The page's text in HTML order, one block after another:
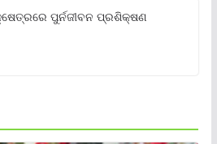
ପୁର୍ନଜୀବନ ପ୍ରଶିକ୍ଷଣ